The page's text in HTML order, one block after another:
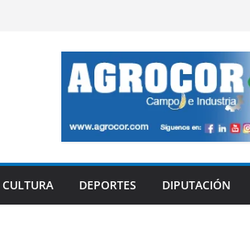
CULTURA DEPORTES DIPUTACIÓN